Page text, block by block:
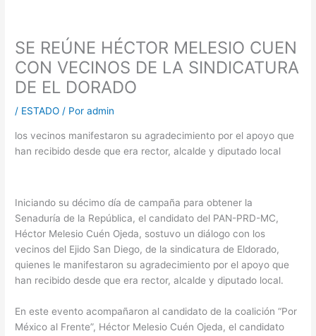
SE REÚNE HÉCTOR MELESIO CUEN
CON VECINOS DE LA SINDICATURA
DE EL DORADO
/ ESTADO / Poradmin
los vecinos manifestaron su agradecimiento por el apoyo que
han recibido desde que era rector, alcalde y diputado local
Iniciando su décimo día de campaña para obtener la
Senaduría de la República, el candidato del PAN-PRD-MC,
Héctor Melesio Cuén Ojeda, sostuvo un diálogo con los
vecinos del Ejido San Diego, de la sindicatura de Eldorado,
quienes le manifestaron su agradecimiento por el apoyo que
han recibido desde que era rector, alcalde y diputado local.
En este evento acompañaron al candidato de la coalición “Por
México al Frente”, Héctor Melesio Cuén Ojeda, el candidato